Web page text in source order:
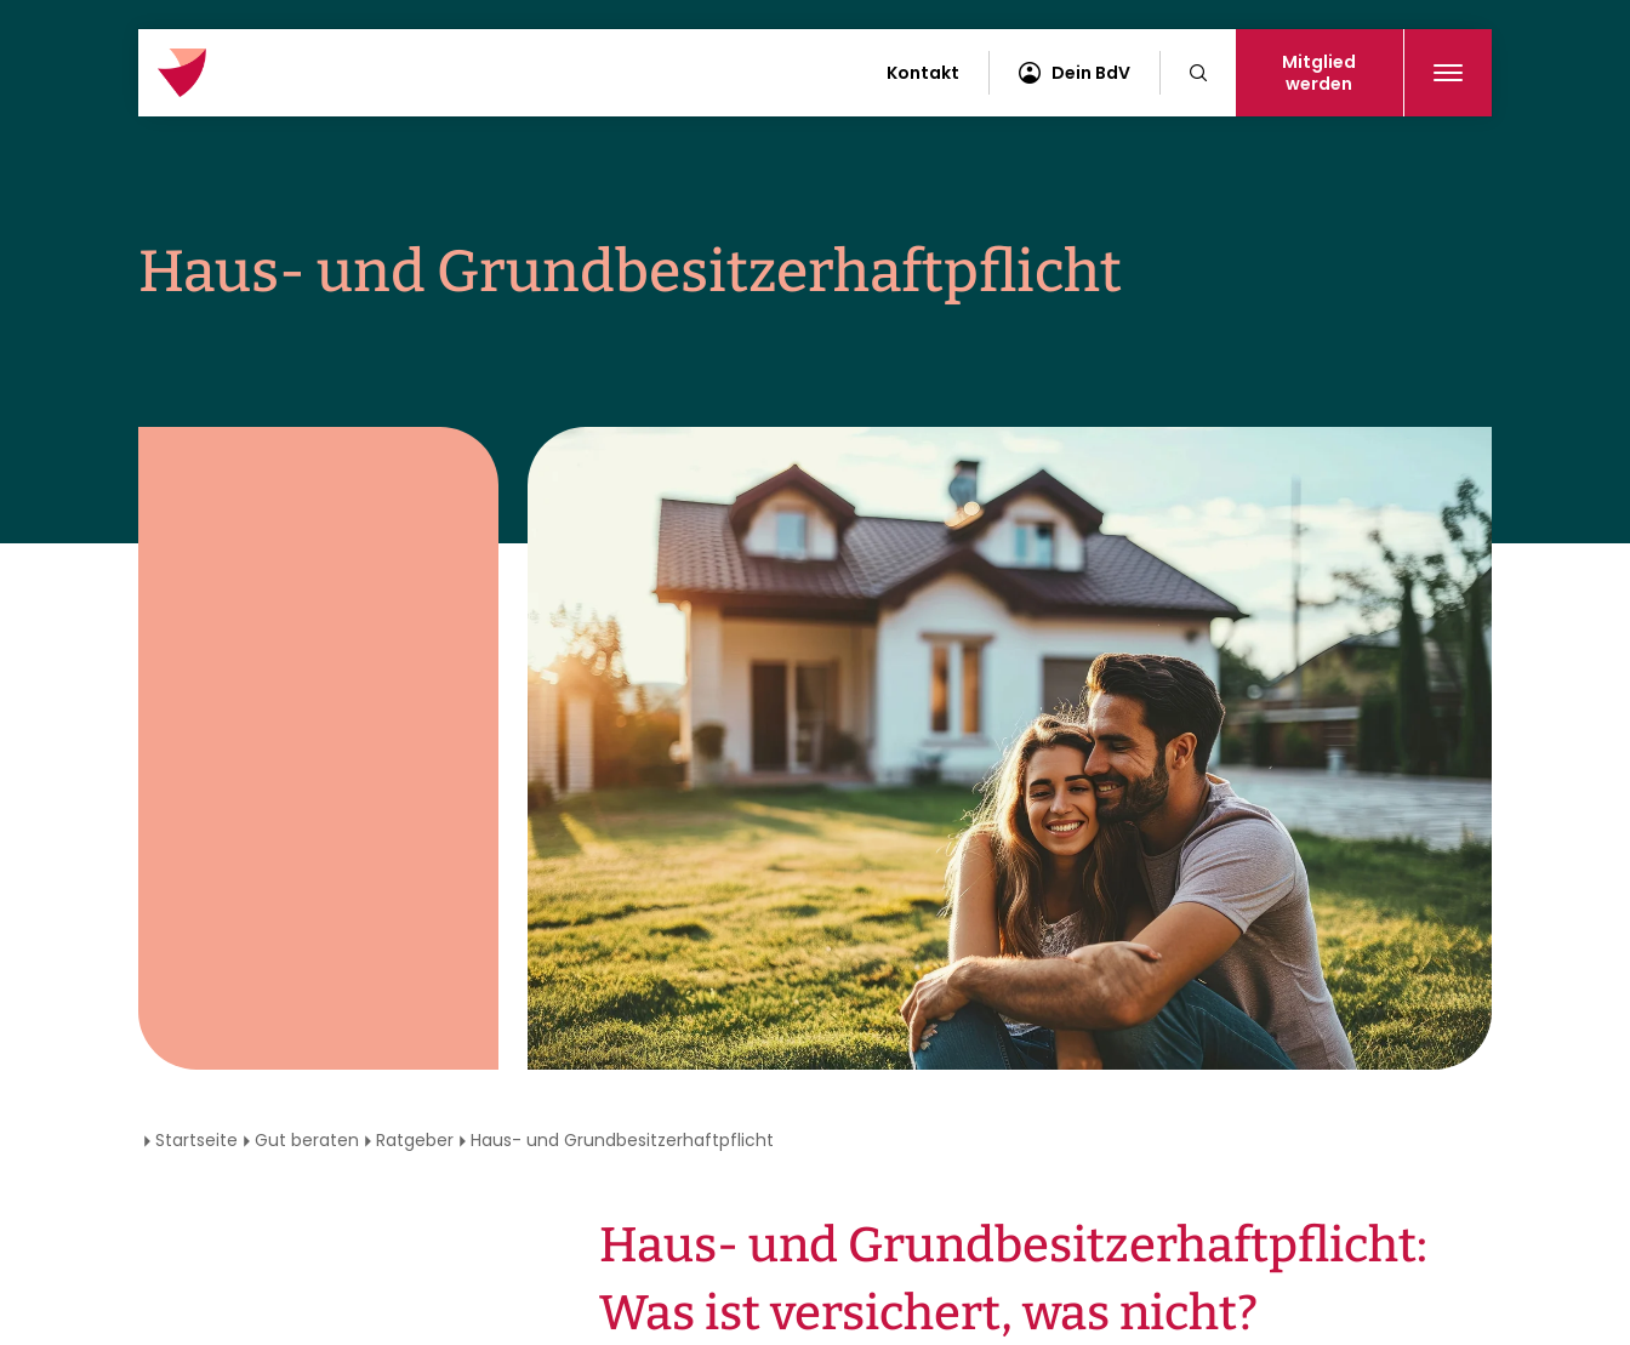
Kontakt Dein BdV
Mitglied
werden
Haus- und Grund­be­sitz­er­haf­tpflicht
Startseite Gut beraten Ratgeber Haus- und Grundbesitzerhaftpflicht
Haus- und Grundbesitzerhaftpflicht:
Was ist versichert, was nicht?